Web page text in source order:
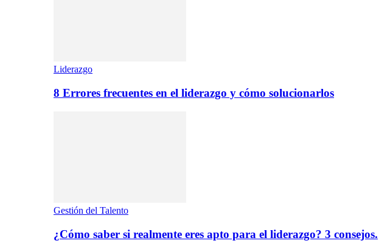
Liderazgo
8 Errores frecuentes en el liderazgo y cómo solucionarlos
Gestión del Talento
¿Cómo saber si realmente eres apto para el liderazgo? 3 consejos.